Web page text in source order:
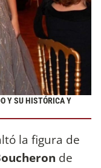
Y SU HISTÓRICA Y
la figura de
de